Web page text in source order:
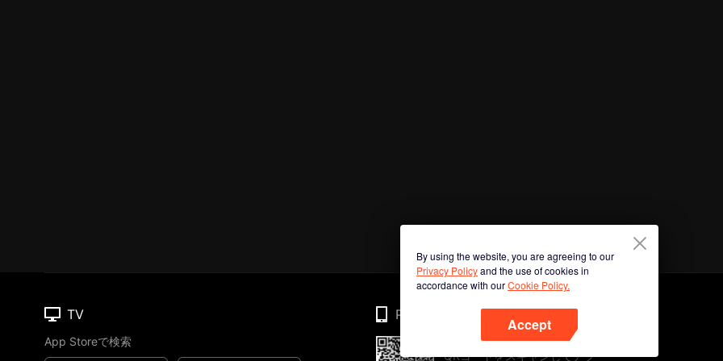
By using the website, you are agreeing to our
Privacy Policyand the use of cookies in
accordance with ourCookie Policy.
Accept
TV
App Storeで検索
Phone
QRコードをスキャンしてアプ